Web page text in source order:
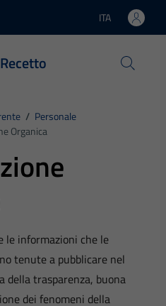
Lingua attiva:
ITA
/ Personale
Organica
le informazioni che le
tenute a pubblicare nel
della trasparenza, buona
dei fenomeni della